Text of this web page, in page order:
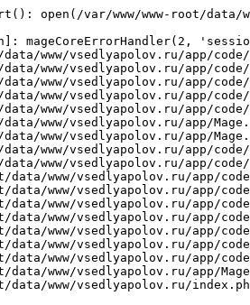
open(/var/www/www-root/data/
mageCoreErrorHandler(2,
data/www/vsedlyapolov.ru/app/
www/vsedlyapolov.ru/app/
data/www/vsedlyapolov.ru/app/
data/www/vsedlyapolov.ru/app/
www/vsedlyapolov.ru/app/
data/www/vsedlyapolov.ru/app/
data/www/vsedlyapolov.ru/app/
data/www/vsedlyapolov.ru/app/
data/www/vsedlyapolov.ru/app/
data/www/vsedlyapolov.ru/app/
data/www/vsedlyapolov.ru/app/
data/www/vsedlyapolov.ru/app/
data/www/vsedlyapolov.ru/app/
data/www/vsedlyapolov.ru/app/
data/www/vsedlyapolov.ru/app/
data/www/vsedlyapolov.ru/app/
data/www/vsedlyapolov.ru/app/
data/www/vsedlyapolov.ru/